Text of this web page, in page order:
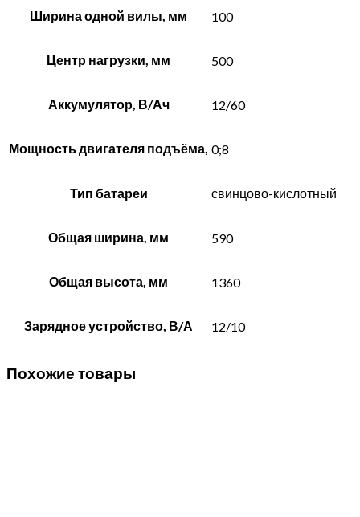
Ширина одной вилы, мм 100
Центр нагрузки, мм 500
Аккумулятор, В/Ач 12/60
Мощность двигателя подъёма, 0;8
Тип батареи свинцово-кислотный
Общая ширина, мм 590
Общая высота, мм 1360
Зарядное устройство, В/А 12/10
Похожие товары